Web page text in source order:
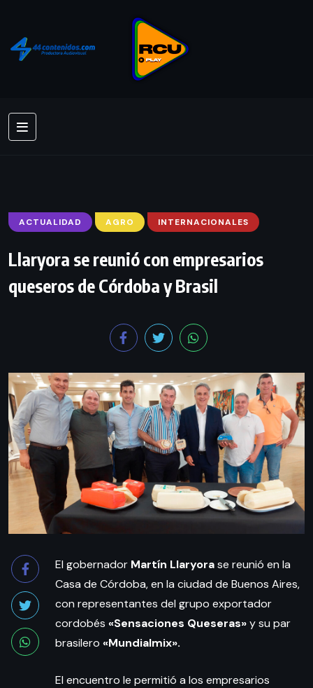
ACTUALIDAD AGRO INTERNACIONALES
Llaryora se reunió con empresarios
queseros de Córdoba y Brasil
El gobernador Martín Llaryorase reunió en la
Casa de Córdoba, en la ciudad de Buenos Aires,
con representantes del grupo exportador
cordobés «Sensaciones Queseras»y su par
brasilero «Mundialmix».
El encuentro le permitió a los empresarios